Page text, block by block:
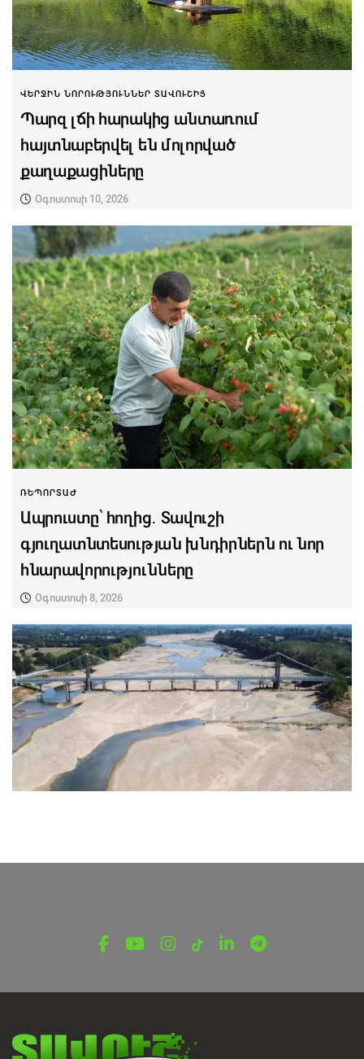
ՎԵՐՋԻՆ ՆՈՐՈՒԹՅՈՒՆՆԵՐ ՏԱՎՈՒՇԻՑ
Պարզ լճի հարակից անտառում
հայտնաբերվել են մոլորված
քաղաքացիները
Օգոստոսի 10, 2026
ՌԵՊՈՐՏԱԺ
Ապրուստը՝ հողից․ Տավուշի
գյուղատնտեսության խնդիրներն ու նոր
հնարավորությունները
Օգոստոսի 8, 2026
ուժեղից մինչև ծայրահեղ